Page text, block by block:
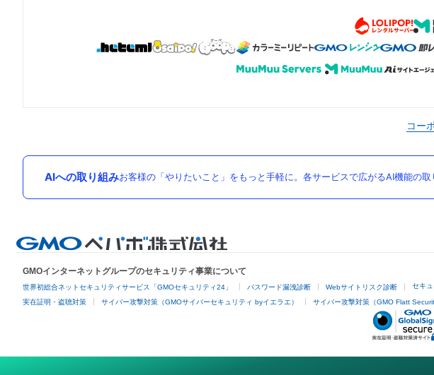
コー
AIへの取り組みお客様の「やりたいこと」をもっと手軽に。各サービスで広がるAI機能の取
GMOインターネットグループのセキュリティ事業について
世界初総合ネットセキュリティサービス「GMOセキュリティ24」 パスワード漏洩診断 Webサイトリスク診断 セキ
実在証明・盗聴対策 サイバー攻撃対策（GMOサイバーセキュリティ byイエラエ） サイバー攻撃対策（GMO Flatt